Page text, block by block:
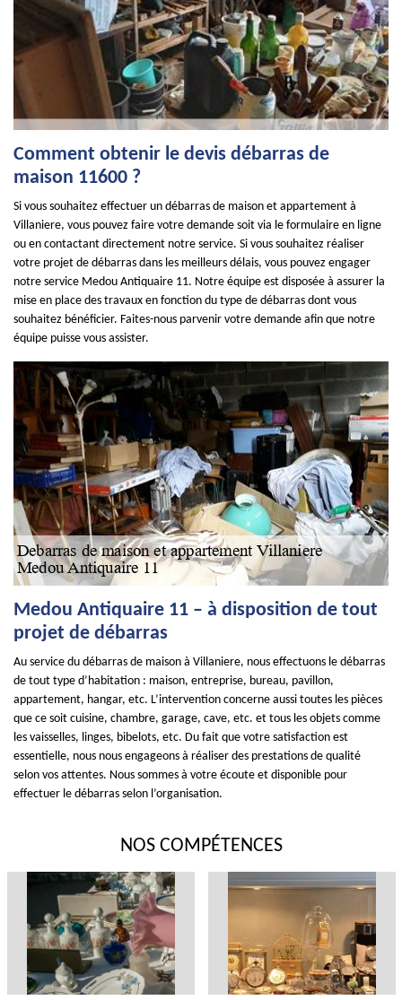
Comment obtenir le devis débarras de
maison 11600 ?
Si vous souhaitez effectuer un débarras de maison et appartement à
Villaniere, vous pouvez faire votre demande soit via le formulaire en ligne
ou en contactant directement notre service. Si vous souhaitez réaliser
votre projet de débarras dans les meilleurs délais, vous pouvez engager
notre service Medou Antiquaire 11. Notre équipe est disposée à assurer la
mise en place des travaux en fonction du type de débarras dont vous
souhaitez bénéficier. Faites-nous parvenir votre demande afin que notre
équipe puisse vous assister.
Medou Antiquaire 11 – à disposition de tout
projet de débarras
Au service du débarras de maison à Villaniere, nous effectuons le débarras
de tout type d’habitation : maison, entreprise, bureau, pavillon,
appartement, hangar, etc. L’intervention concerne aussi toutes les pièces
que ce soit cuisine, chambre, garage, cave, etc. et tous les objets comme
les vaisselles, linges, bibelots, etc. Du fait que votre satisfaction est
essentielle, nous nous engageons à réaliser des prestations de qualité
selon vos attentes. Nous sommes à votre écoute et disponible pour
effectuer le débarras selon l’organisation.
NOS COMPÉTENCES